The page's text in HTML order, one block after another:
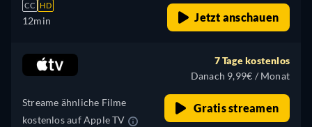
CC HD
12min Jetzt anschauen
Streame ähnliche Filme
kostenlos auf Apple TV
7 Tage kostenlos
Danach 9,99€ / Monat
Gratis streamen